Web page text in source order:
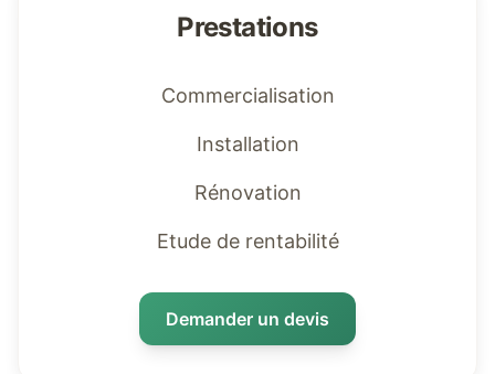
Prestations
Commercialisation
Installation
Rénovation
Etude de rentabilité
Demander un devis